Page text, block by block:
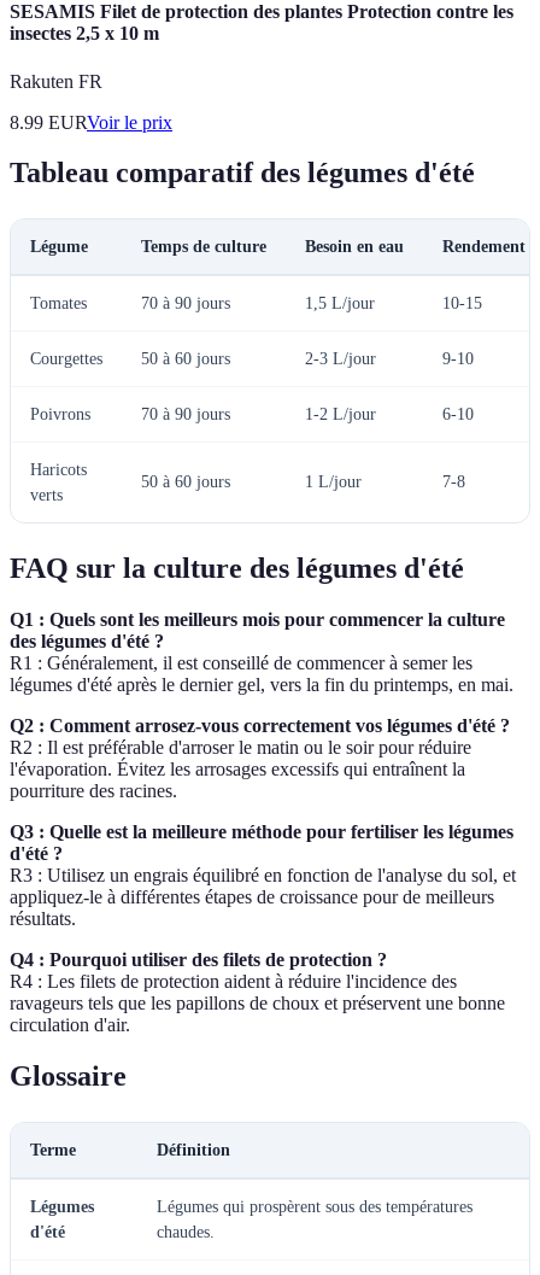
SESAMIS Filet de protection des plantes Protection contre les
insectes 2,5 x 10 m
Rakuten FR
8.99 EURVoir le prix
Tableau comparatif des légumes d'été
Légume Temps de culture Besoin en eau Rendement
Tomates 70 à 90 jours 1,5 L/jour 10-15
Courgettes 50 à 60 jours 2-3 L/jour 9-10
Poivrons 70 à 90 jours 1-2 L/jour 6-10
Haricots
verts
50 à 60 jours 1 L/jour 7-8
FAQ sur la culture des légumes d'été
Q1 : Quels sont les meilleurs mois pour commencer la culture
des légumes d'été ?
R1 : Généralement, il est conseillé de commencer à semer les
légumes d'été après le dernier gel, vers la fin du printemps, en mai.
Q2 : Comment arrosez-vous correctement vos légumes d'été ?
R2 : Il est préférable d'arroser le matin ou le soir pour réduire
l'évaporation. Évitez les arrosages excessifs qui entraînent la
pourriture des racines.
Q3 : Quelle est la meilleure méthode pour fertiliser les légumes
d'été ?
R3 : Utilisez un engrais équilibré en fonction de l'analyse du sol, et
appliquez-le à différentes étapes de croissance pour de meilleurs
résultats.
Q4 : Pourquoi utiliser des filets de protection ?
R4 : Les filets de protection aident à réduire l'incidence des
ravageurs tels que les papillons de choux et préservent une bonne
circulation d'air.
Glossaire
Terme Définition
Légumes
d'été
Légumes qui prospèrent sous des températures
chaudes.